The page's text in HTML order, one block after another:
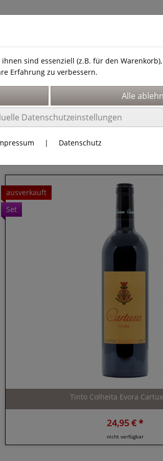
Sie uns!
ausverkauft
Set
Tinto Colheita Evora
24,95 € *
nicht verfügbar
sind essenziell (z.B. für den
Erfahrung zu verbessern.
Datenschutzeinstellungen
| Datenschutz